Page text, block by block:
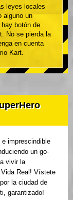
leyes locales
alguno un
botón de
No se pierda la
en cuenta
Kart.
e imprescindible
un go-
vivir la
Real! Vístete
la ciudad de
garantizado!